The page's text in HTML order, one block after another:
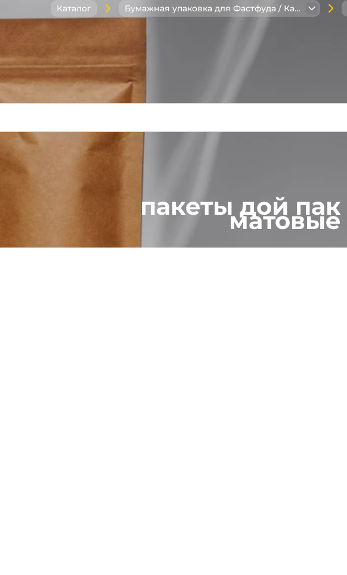
Каталог Бумажная упаковка для Фастфуда / Кафе / Кондитерск
пакеты дой пак
матовые